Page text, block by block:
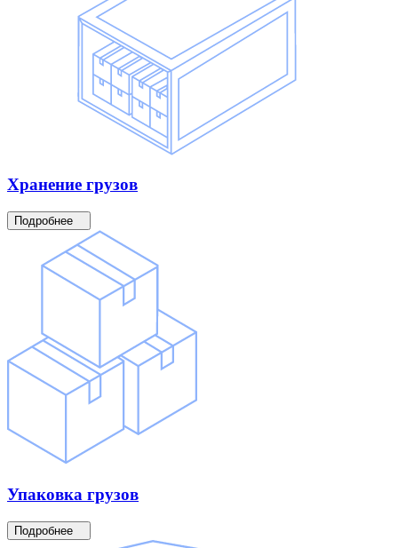
Хранение грузов
Подробнее
Упаковка грузов
Подробнее